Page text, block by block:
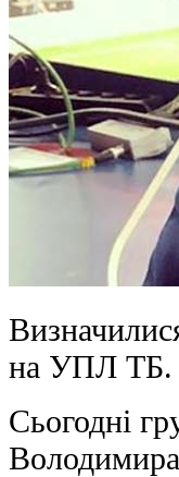
на УПЛ ТБ.
Сьогодні